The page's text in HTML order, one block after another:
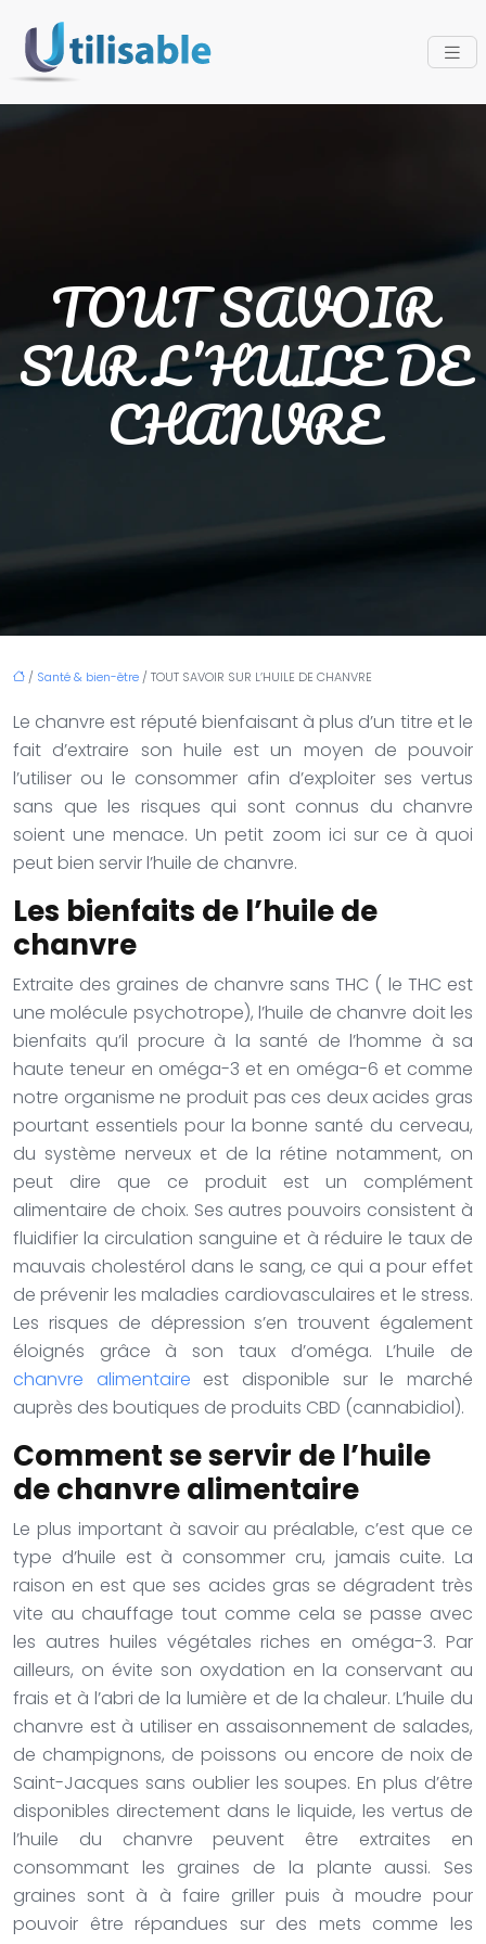
TOUT SAVOIR
SUR L’HUILE DE
CHANVRE
/ Santé & bien-être / TOUT SAVOIR SUR L’HUILE DE CHANVRE
Le chanvre est réputé bienfaisant à plus d’un titre et le
fait d’extraire son huile est un moyen de pouvoir
l’utiliser ou le consommer afin d’exploiter ses vertus
sans que les risques qui sont connus du chanvre
soient une menace. Un petit zoom ici sur ce à quoi
peut bien servir l’huile de chanvre.
Les bienfaits de l’huile de
chanvre
Extraite des graines de chanvre sans THC ( le THC est
une molécule psychotrope), l’huile de chanvre doit les
bienfaits qu’il procure à la santé de l’homme à sa
haute teneur en oméga-3 et en oméga-6 et comme
notre organisme ne produit pas ces deux acides gras
pourtant essentiels pour la bonne santé du cerveau,
du système nerveux et de la rétine notamment, on
peut dire que ce produit est un complément
alimentaire de choix. Ses autres pouvoirs consistent à
fluidifier la circulation sanguine et à réduire le taux de
mauvais cholestérol dans le sang, ce qui a pour effet
de prévenir les maladies cardiovasculaires et le stress.
Les risques de dépression s’en trouvent également
éloignés grâce à son taux d’oméga. L’huile de
chanvre alimentaire est disponible sur le marché
auprès des boutiques de produits CBD (cannabidiol).
Comment se servir de l’huile
de chanvre alimentaire
Le plus important à savoir au préalable, c’est que ce
type d’huile est à consommer cru, jamais cuite. La
raison en est que ses acides gras se dégradent très
vite au chauffage tout comme cela se passe avec
les autres huiles végétales riches en oméga-3. Par
ailleurs, on évite son oxydation en la conservant au
frais et à l’abri de la lumière et de la chaleur. L’huile du
chanvre est à utiliser en assaisonnement de salades,
de champignons, de poissons ou encore de noix de
Saint-Jacques sans oublier les soupes. En plus d’être
disponibles directement dans le liquide, les vertus de
l’huile du chanvre peuvent être extraites en
consommant les graines de la plante aussi. Ses
graines sont à à faire griller puis à moudre pour
pouvoir être répandues sur des mets comme les